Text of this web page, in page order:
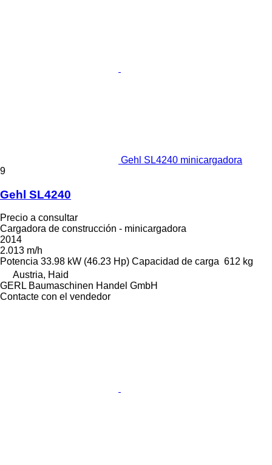
Gehl SL4240 minicargadora
9
Gehl SL4240
Precio a consultar
Cargadora de construcción - minicargadora
2014
2.013 m/h
Potencia 33.98 kW (46.23 Hp) Capacidad de carga 612 kg
Austria, Haid
GERL Baumaschinen Handel GmbH
Contacte con el vendedor